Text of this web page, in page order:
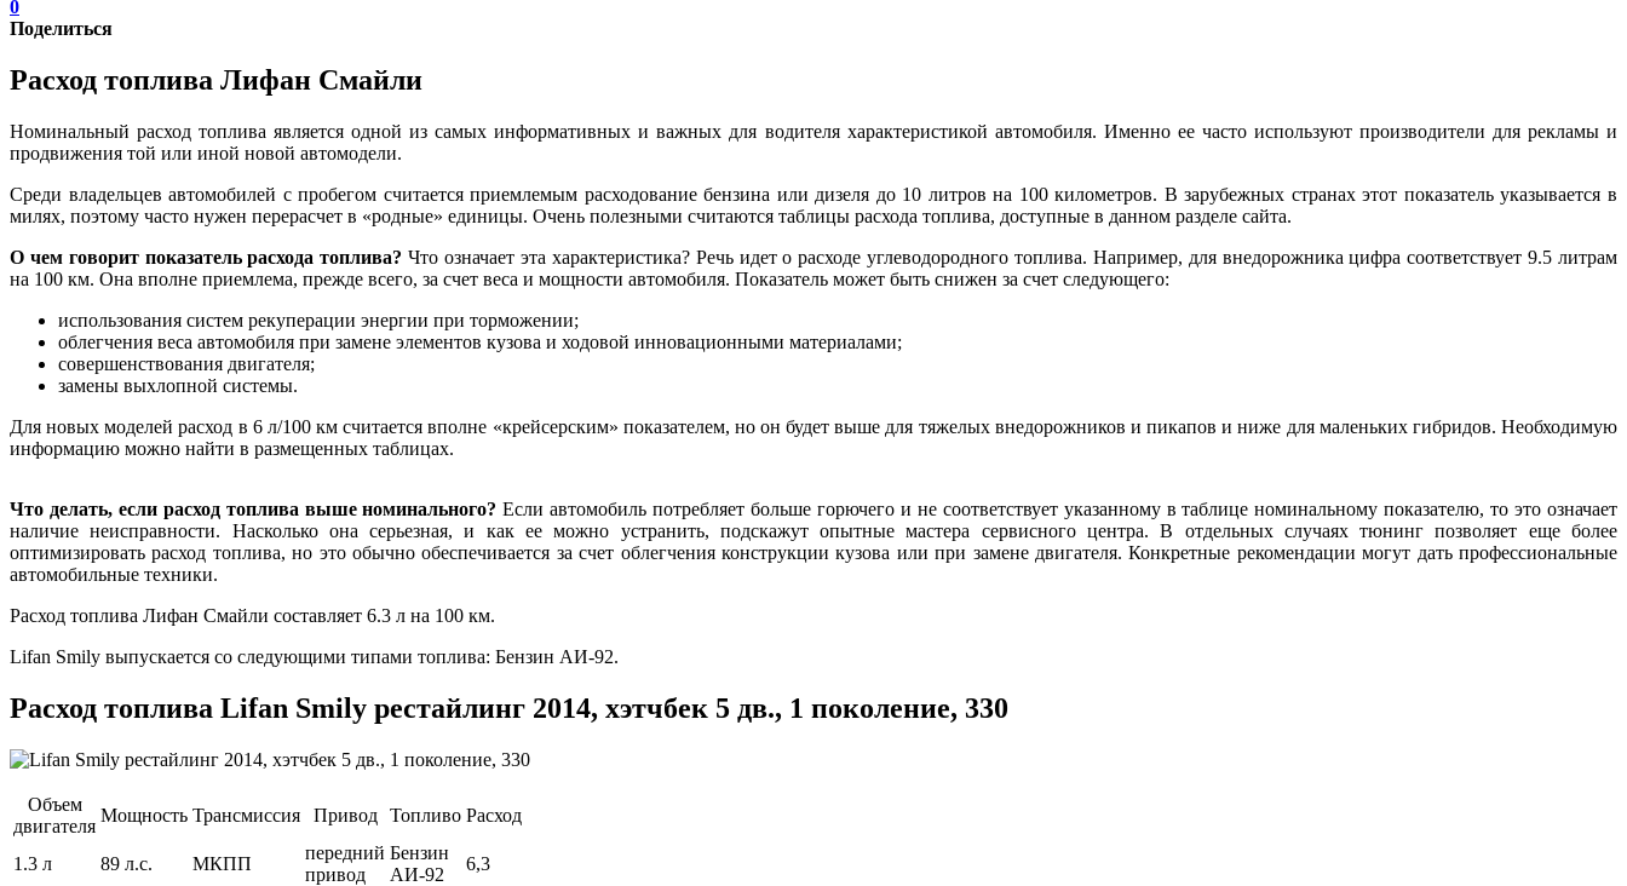
0
Поделиться
Расход топлива Лифан Смайли
Номинальный расход топлива является одной из самых информативных и важных для водителя характеристикой автомобиля. Именно ее часто используют производители для рекламы и
продвижения той или иной новой автомодели.
Среди владельцев автомобилей с пробегом считается приемлемым расходование бензина или дизеля до 10 литров на 100 километров. В зарубежных странах этот показатель указывается в
милях, поэтому часто нужен перерасчет в «родные» единицы. Очень полезными считаются таблицы расхода топлива, доступные в данном разделе сайта.
О чем говорит показатель расхода топлива? Что означает эта характеристика? Речь идет о расходе углеводородного топлива. Например, для внедорожника цифра соответствует 9.5 литрам
на 100 км. Она вполне приемлема, прежде всего, за счет веса и мощности автомобиля. Показатель может быть снижен за счет следующего:
использования систем рекуперации энергии при торможении;
облегчения веса автомобиля при замене элементов кузова и ходовой инновационными материалами;
совершенствования двигателя;
замены выхлопной системы.
Для новых моделей расход в 6 л/100 км считается вполне «крейсерским» показателем, но он будет выше для тяжелых внедорожников и пикапов и ниже для маленьких гибридов. Необходимую
информацию можно найти в размещенных таблицах.
Что делать, если расход топлива выше номинального? Если автомобиль потребляет больше горючего и не соответствует указанному в таблице номинальному показателю, то это означает
наличие неисправности. Насколько она серьезная, и как ее можно устранить, подскажут опытные мастера сервисного центра. В отдельных случаях тюнинг позволяет еще более
оптимизировать расход топлива, но это обычно обеспечивается за счет облегчения конструкции кузова или при замене двигателя. Конкретные рекомендации могут дать профессиональные
автомобильные техники.
Расход топлива Лифан Смайли составляет 6.3 л на 100 км.
Lifan Smily выпускается со следующими типами топлива: Бензин АИ-92.
Расход топлива Lifan Smily рестайлинг 2014, хэтчбек 5 дв., 1 поколение, 330
Объем
двигателя
Мощность Трансмиссия Привод Топливо Расход
1.3 л 89 л.с. МКПП
передний
привод
Бензин
АИ-92
6,3